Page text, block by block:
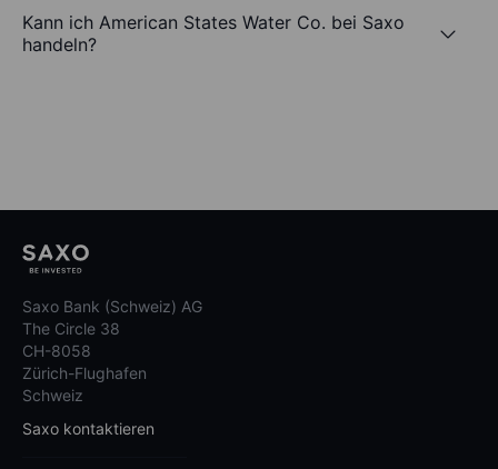
Kann ich American States Water Co. bei Saxo
handeln?
Saxo Bank (Schweiz) AG
The Circle 38
CH-8058
Zürich-Flughafen
Schweiz
Saxo kontaktieren